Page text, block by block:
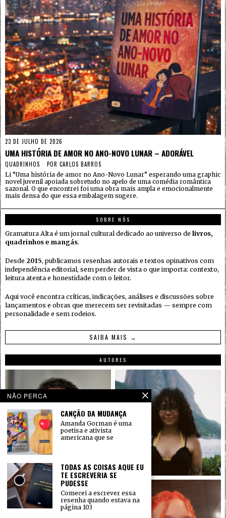
23 DE JULHO DE 2026
UMA HISTÓRIA DE AMOR NO ANO-NOVO LUNAR – ADORÁVEL
QUADRINHOS POR CARLOS BARROS
Li “Uma história de amor no Ano-Novo Lunar” esperando uma graphic
novel juvenil apoiada sobretudo no apelo de uma comédia romântica
sazonal. O que encontrei foi uma obra mais ampla e emocionalmente
mais densa do que essa embalagem sugere.
SOBRE NÓS
Gramatura Alta é um jornal cultural dedicado ao universo de livros,
quadrinhos e mangás.
Desde 2015, publicamos resenhas autorais e textos opinativos com
independência editorial, sem perder de vista o que importa: contexto,
leitura atenta e honestidade com o leitor.
Aqui você encontra críticas, indicações, análises e discussões sobre
lançamentos e obras que merecem ser revisitadas — sempre com
personalidade e sem rodeios.
SAIBA MAIS →
AUTORES
NÃO PERCA
CANÇÃO DA MUDANÇA
Amanda Gorman é uma
poetisa e ativista
americana que se
TODAS AS COISAS AQUE EU
TE ESCREVERIA SE
PUDESSE
Comecei a escrever essa
resenha quando estava na
página 103